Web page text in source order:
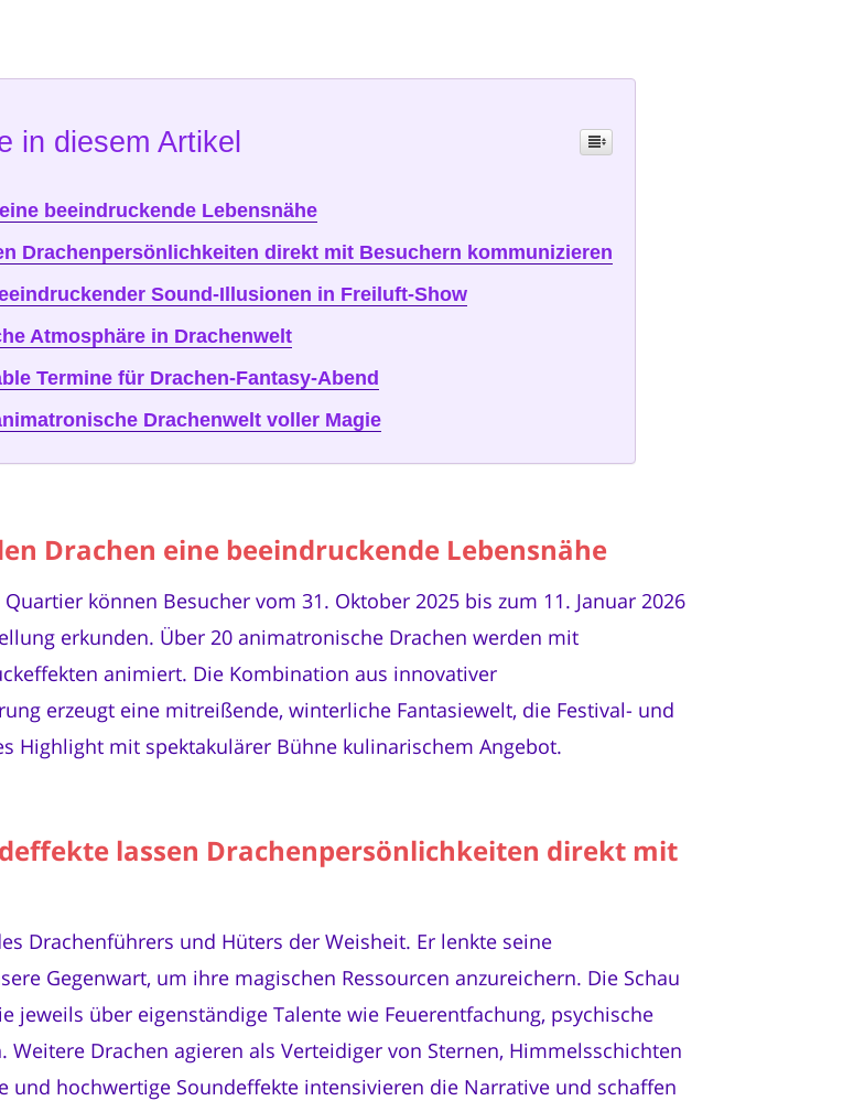
in diesem Artikel
beeindruckende Lebensnähe
Drachenpersönlichkeiten direkt mit Besuchern kommunizieren
Sound-Illusionen in Freiluft-Show
Atmosphäre in Drachenwelt
Termine für Drachen-Fantasy-Abend
Drachenwelt voller Magie
Drachen eine beeindruckende Lebensnähe
können Besucher vom 31. Oktober 2025 bis zum 11. Januar 2026
erkunden. Über 20 animatronische Drachen werden mit
animiert. Die Kombination aus innovativer
erzeugt eine mitreißende, winterliche Fantasiewelt, die Festival- und
Highlight mit spektakulärer Bühne kulinarischem Angebot.
lassen Drachenpersönlichkeiten direkt mit
Drachenführers und Hüters der Weisheit. Er lenkte seine
Gegenwart, um ihre magischen Ressourcen anzureichern. Die Schau
jeweils über eigenständige Talente wie Feuerentfachung, psychische
Drachen agieren als Verteidiger von Sternen, Himmelsschichten
und hochwertige Soundeffekte intensivieren die Narrative und schaffen